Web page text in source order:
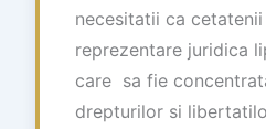
necesitatii ca
reprezentare juridica
care sa fie
drepturilor si